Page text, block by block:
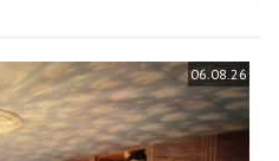
06.08.26